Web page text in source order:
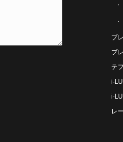
ブ
ブ
テ
i-
i-
レ